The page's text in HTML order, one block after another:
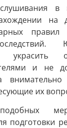
в
на
правил
и не
их
подготовки